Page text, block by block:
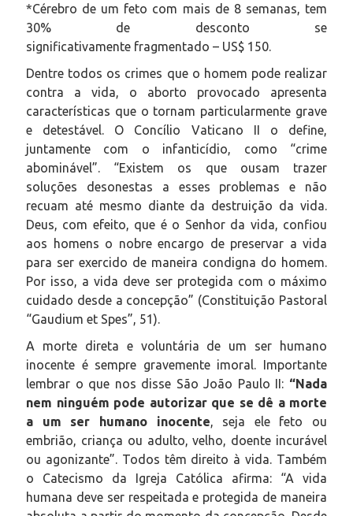
*Cérebro de um feto com mais de 8 semanas, tem
30% de desconto se
significativamente fragmentado – US$ 150.
Dentre todos os crimes que o homem pode realizar
contra a vida, o aborto provocado apresenta
características que o tornam particularmente grave
e detestável. O Concílio Vaticano II o define,
juntamente com o infanticídio, como “crime
abominável”. “Existem os que ousam trazer
soluções desonestas a esses problemas e não
recuam até mesmo diante da destruição da vida.
Deus, com efeito, que é o Senhor da vida, confiou
aos homens o nobre encargo de preservar a vida
para ser exercido de maneira condigna do homem.
Por isso, a vida deve ser protegida com o máximo
cuidado desde a concepção” (Constituição Pastoral
“Gaudium et Spes”, 51).
A morte direta e voluntária de um ser humano
inocente é sempre gravemente imoral. Importante
lembrar o que nos disse São João Paulo II: “Nada
nem ninguém pode autorizar que se dê a morte
a um ser humano inocente, seja ele feto ou
embrião, criança ou adulto, velho, doente incurável
ou agonizante”. Todos têm direito à vida. Também
o Catecismo da Igreja Católica afirma: “A vida
humana deve ser respeitada e protegida de maneira